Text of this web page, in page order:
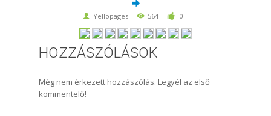
Yellopages 564 0
HOZZÁSZÓLÁSOK
Még nem érkezett hozzászólás. Legyél az első
kommentelő!